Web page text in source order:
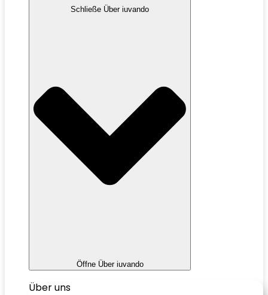
Schließe Über iuvando
Öffne Über iuvando
Über uns